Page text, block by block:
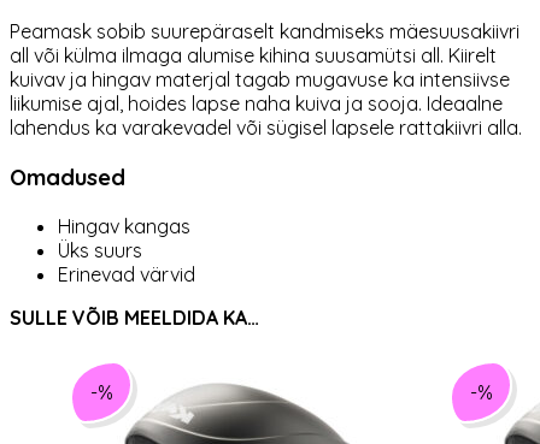
Peamask sobib suurepäraselt kandmiseks mäesuusakiivri
all või külma ilmaga alumise kihina suusamütsi all. Kiirelt
kuivav ja hingav materjal tagab mugavuse ka intensiivse
liikumise ajal, hoides lapse naha kuiva ja sooja. Ideaalne
lahendus ka varakevadel või sügisel lapsele rattakiivri alla.
Omadused
Hingav kangas
Üks suurs
Erinevad värvid
SULLE VÕIB MEELDIDA KA…
-% -%